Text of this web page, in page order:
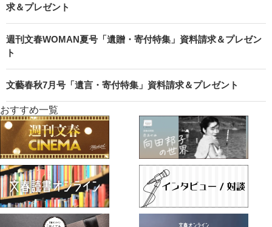
求＆プレゼント
週刊文春WOMAN夏号「遺贈・寄付特集」資料請求＆プレゼン
ト
文藝春秋7月号「遺言・寄付特集」資料請求＆プレゼント
おすすめ一覧